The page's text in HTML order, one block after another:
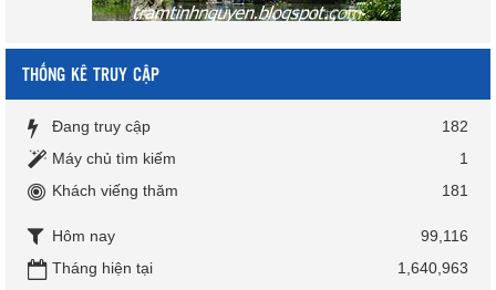
THỐNG KÊ TRUY CẬP
Đang truy cập
182
Máy chủ tìm kiếm
1
Khách viếng thăm
181
Hôm nay
99,116
Tháng hiện tại
1,640,963